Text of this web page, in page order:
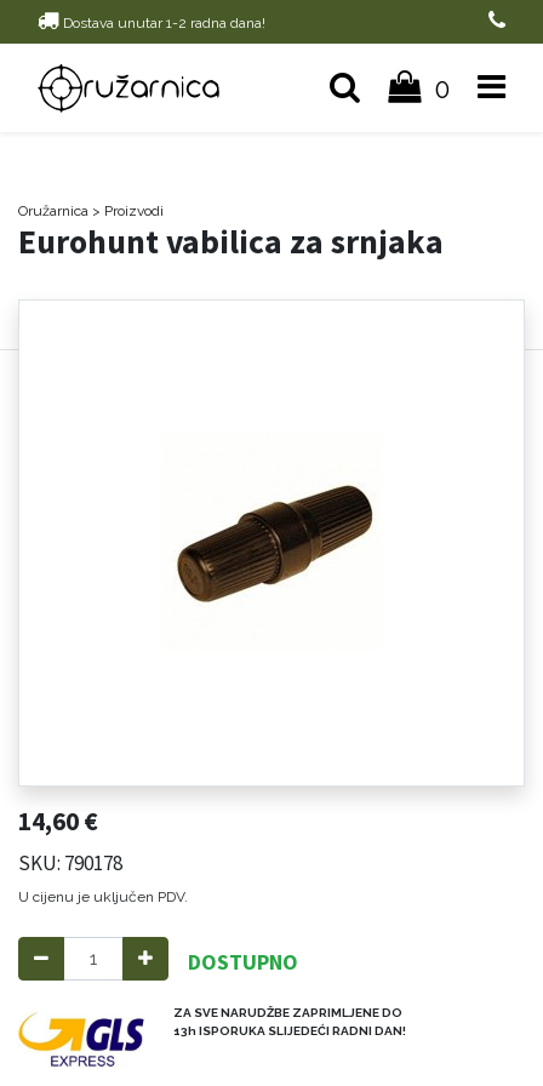
Dostava unutar 1-2 radna dana!
0
Oružarnica > Proizvodi
Eurohunt vabilica za srnjaka
14,60€
SKU: 790178
U cijenu je uključen PDV.
DOSTUPNO
ZA SVE NARUDŽBE ZAPRIMLJENE DO
13h ISPORUKA SLIJEDEĆI RADNI DAN!